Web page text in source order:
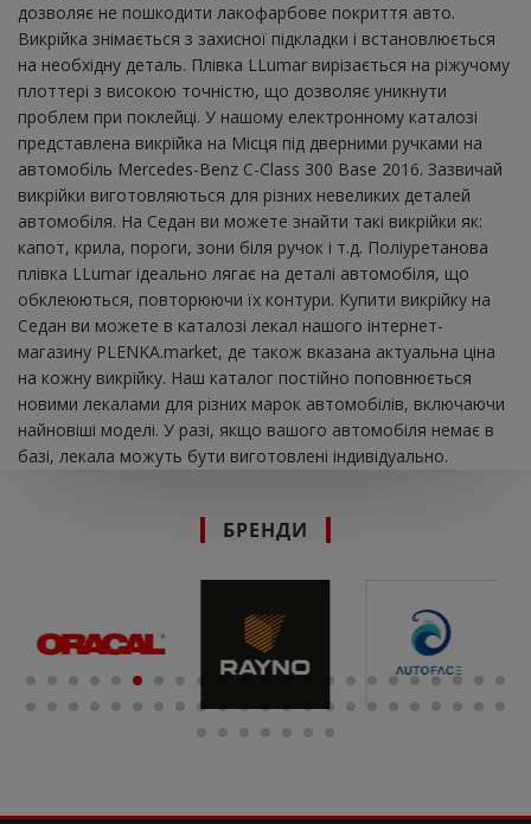
дозволяє не пошкодити лакофарбове покриття авто.
Викрійка знімається з захисної підкладки і встановлюється
на необхідну деталь. Плівка LLumar вирізається на ріжучому
плоттері з високою точністю, що дозволяє уникнути
проблем при поклейці. У нашому електронному каталозі
представлена ​​викрійка на Місця під дверними ручками на
автомобіль Mercedes-Benz C-Class 300 Base 2016. Зазвичай
викрійки виготовляються для різних невеликих деталей
автомобіля. На Седан ви можете знайти такі викрійки як:
капот, крила, пороги, зони біля ручок і т.д. Поліуретанова
плівка LLumar ідеально лягає на деталі автомобіля, що
обклеюються, повторюючи їх контури. Купити викрійку на
Седан ви можете в каталозі лекал нашого інтернет-
магазину PLENKA.market, де також вказана актуальна ціна
на кожну викрійку. Наш каталог постійно поповнюється
новими лекалами для різних марок автомобілів, включаючи
найновіші моделі. У разі, якщо вашого автомобіля немає в
базі, лекала можуть бути виготовлені індивідуально.
БРЕНДИ